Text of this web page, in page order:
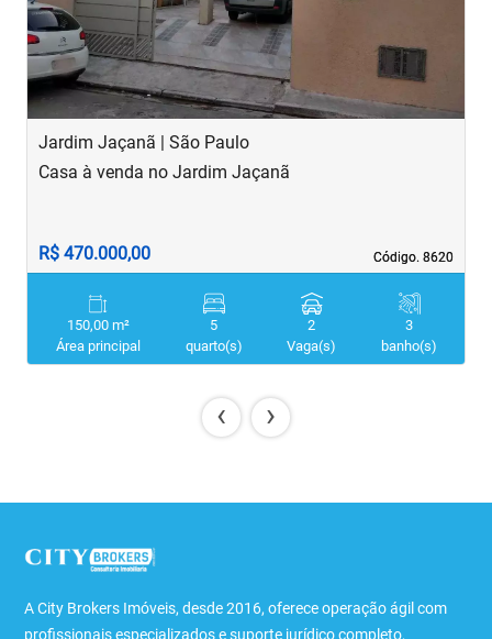
Jardim Jaçanã | São Paulo
Código. 8620
Código. 8620
Casa à venda no Jardim Jaçanã
R$ 470.000,00
150,00 m²
Área principal
5
quarto(s)
2
Vaga(s)
3
banho(s)
‹ ›
A City Brokers Imóveis, desde 2016, oferece operação ágil com
profissionais especializados e suporte jurídico completo,